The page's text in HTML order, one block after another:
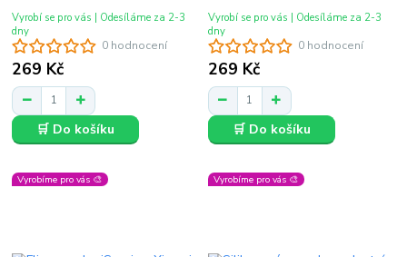
0 hodnocení
269 Kč
Vyrobí se pro vás | Odesíláme za 2-3
dny
🛒 Do košíku
0 hodnocení
269 Kč
Vyrobí se pro vás | Odesíláme za 2-3
dny
🛒 Do košíku
Vyrobíme pro vás 🎨 Vyrobíme pro vás 🎨